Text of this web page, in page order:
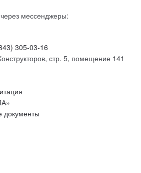
мессенджеры:
305-03-16
стр. 5, помещение 141
документы